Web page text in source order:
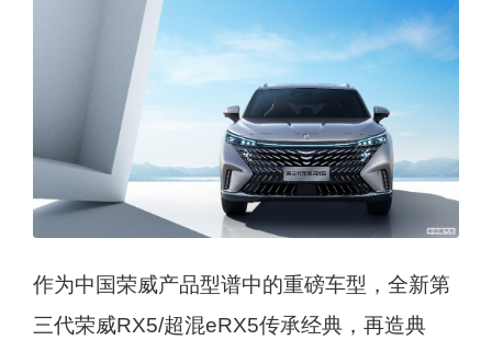
作为中国荣威产品型谱中的重磅车型，全新第
三代荣威RX5/超混eRX5传承经典，再造典